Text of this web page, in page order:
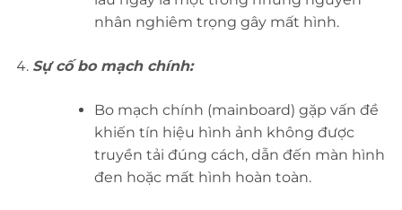
nhân nghiêm trọng gây mất hình.
Sự cố bo mạch chính:
Bo mạch chính (mainboard) gặp vấn đề
khiến tín hiệu hình ảnh không được
truyền tải đúng cách, dẫn đến màn hình
đen hoặc mất hình hoàn toàn.